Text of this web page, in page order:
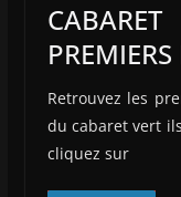
Retrouvez les
du cabaret vert
cliquez sur